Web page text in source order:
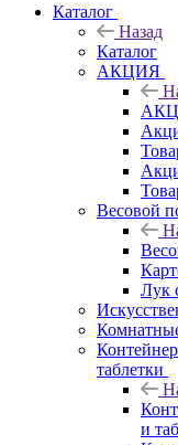
Каталог
Назад
Каталог
АКЦИЯ
Весовой
Лук
таблетки
и